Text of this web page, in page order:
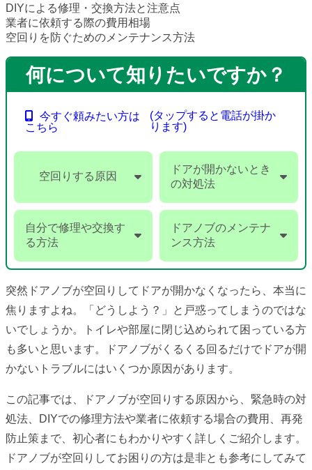
DIYによる修理・交換方法と注意点
業者に依頼する際の費用相場
空回りを防ぐためのメンテナンス方法
何について知りたいですか？
今すぐ頼みたい方は
こちら
(タップすると電話が掛か
ります)
空回りする原因
ドアが開かないとき
の対処法
自分で修理や交換す
る方法
ドアノブのメンテナ
ンス方法
突然ドアノブが空回りしてドアが開かなくなったら、本当に
焦りますよね。「どうしよう？」と戸惑ってしまうのではな
いでしょうか。トイレや部屋に閉じ込められて困っている方
も多いと思います。ドアノブがくるくる回るだけでドアが開
かないトラブルにはいくつか原因があります。
この記事では、ドアノブが空回りする原因から、緊急時の対
処法、DIYでの修理方法や業者に依頼する場合の費用、再発
防止策まで、初心者にもわかりやすく詳しくご紹介します。
ドアノブが空回りしてお困りの方は是非とも参考にしてみて